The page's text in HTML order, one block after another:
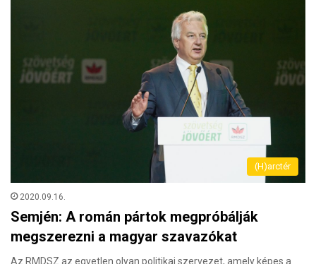
(H)arctér
2020.09.16.
Semjén: A román pártok megpróbálják
megszerezni a magyar szavazókat
Az RMDSZ az egyetlen olyan politikai szervezet, amely képes a